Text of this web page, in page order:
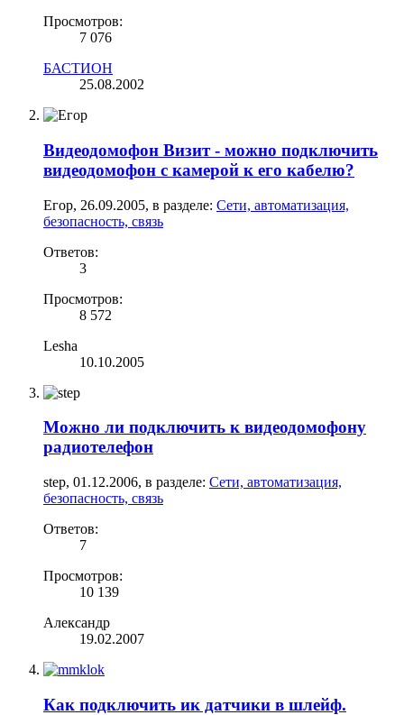
Просмотров:
7 076
БАСТИОН
25.08.2002
Видеодомофон Визит - можно подключить
видеодомофон с камерой к его кабелю?
Егор, 26.09.2005, в разделе: Сети, автоматизация,
безопасность, связь
Ответов:
3
Просмотров:
8 572
Lesha
10.10.2005
Можно ли подключить к видеодомофону
радиотелефон
step, 01.12.2006, в разделе: Сети, автоматизация,
безопасность, связь
Ответов:
7
Просмотров:
10 139
Александр
19.02.2007
Как подключить ик датчики в шлейф.